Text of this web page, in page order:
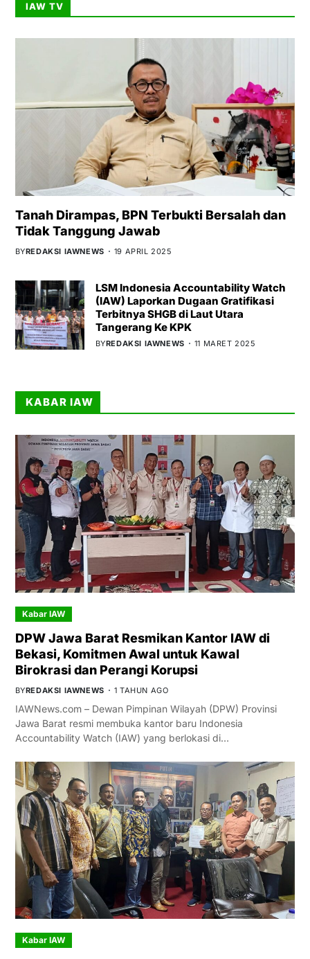
IAW TV
Tanah Dirampas, BPN Terbukti Bersalah dan
Tidak Tanggung Jawab
BYREDAKSI IAWNEWS 19 APRIL 2025
LSM Indonesia Accountability Watch
(IAW) Laporkan Dugaan Gratifikasi
Terbitnya SHGB di Laut Utara
Tangerang Ke KPK
BYREDAKSI IAWNEWS 11 MARET 2025
KABAR IAW
Kabar IAW
DPW Jawa Barat Resmikan Kantor IAW di
Bekasi, Komitmen Awal untuk Kawal
Birokrasi dan Perangi Korupsi
BYREDAKSI IAWNEWS 1 TAHUN AGO
IAWNews.com – Dewan Pimpinan Wilayah (DPW) Provinsi
Jawa Barat resmi membuka kantor baru Indonesia
Accountability Watch (IAW) yang berlokasi di…
Kabar IAW